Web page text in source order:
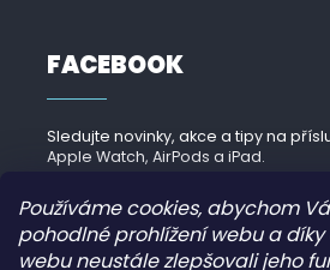
Používáme cookies, abychom
pohodlné prohlížení webu a
webu neustále zlepšovali jeho
FACEBOOK
Sledujte novinky, akce a tipy na
Apple Watch, AirPods a iPad.